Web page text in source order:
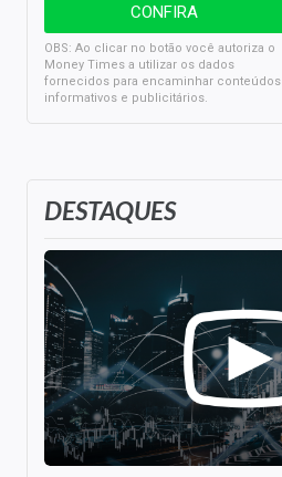
DESTAQUES
OBS: Ao clicar no botão você autoriza o
Money Times a utilizar os dados
fornecidos para encaminhar conteúdos
informativos e publicitários.